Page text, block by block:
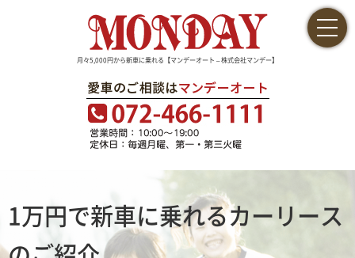
月々5,000円から新車に乗れる【マンデーオート – 株式会社マンデー】
1万円で新車に乗れるカーリース